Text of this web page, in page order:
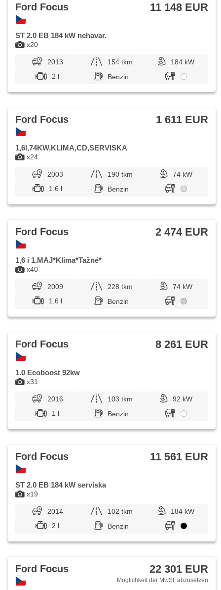
x20
Ford Focus 11 148 EUR
ST 2.0 EB 184 kW nehavar.
2013 154 tkm
184 kW
2 l
Benzin
x24
Ford Focus 1 611 EUR
1,6I,74KW,KLIMA,CD,SERVISKA
2003 190 tkm
74 kW
1.6 l
Benzin
x40
Ford Focus 2 474 EUR
1,6 i 1.MAJ*Klima*Tažné*
2009 228 tkm
74 kW
1.6 l
Benzin
x31
Ford Focus 8 261 EUR
1.0 Ecoboost 92kw
2016 103 tkm
92 kW
1 l
Benzin
x19
Ford Focus 11 561 EUR
ST 2.0 EB 184 kW serviska
2014 102 tkm
184 kW
2 l
Benzin
Ford Focus 22 301 EUR
Möglichkeit der MwSt. abzusetzen